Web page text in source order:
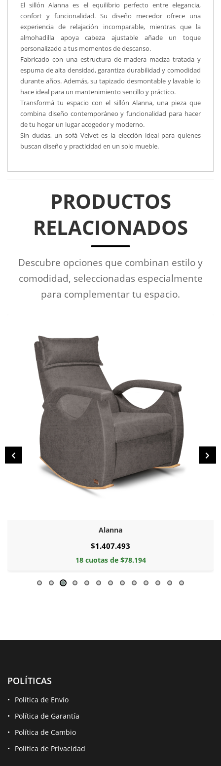
El sillón Alanna es el equilibrio perfecto entre elegancia,
confort y funcionalidad. Su diseño mecedor ofrece una
experiencia de relajación incomparable, mientras que la
almohadilla apoya cabeza ajustable añade un toque
personalizado a tus momentos de descanso.
Fabricado con una estructura de madera maciza tratada y
espuma de alta densidad, garantiza durabilidad y comodidad
durante años. Además, su tapizado desmontable y lavable lo
hace ideal para un mantenimiento sencillo y práctico.
Transformá tu espacio con el sillón Alanna, una pieza que
combina diseño contemporáneo y funcionalidad para hacer
de tu hogar un lugar acogedor y moderno.
Sin dudas, un sofá Velvet es la elección ideal para quienes
buscan diseño y practicidad en un solo mueble.
PRODUCTOS
RELACIONADOS
Descubre opciones que combinan estilo y
comodidad, seleccionadas especialmente
para complementar tu espacio.
Alanna
$1.407.493
18 cuotas de $78.194
POLÍTICAS
Política de Envío
Política de Garantía
Política de Cambio
Política de Privacidad